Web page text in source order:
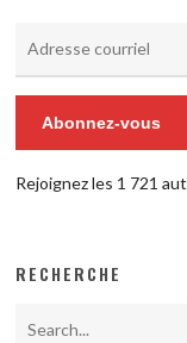
Abonnez-vous
Rejoignez les 1 721
RECHERCHE